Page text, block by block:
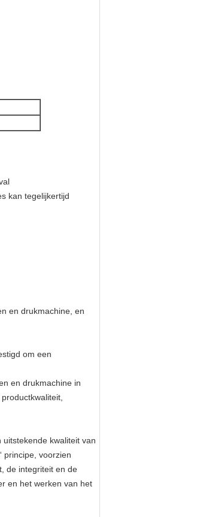
kan tegelijkertijd
en drukmachine, en
om een
en drukmachine in
kwaliteit van
principe, voorzien
de integriteit en de
en het werken van het